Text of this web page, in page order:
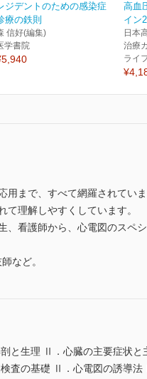
ジデントのための感染症
療の鉄則
信好(編集)
学書院
高血
イン
日本
治療
ライ
まで、すべて網羅されていま
理解しやすくしています。
、看護師から、心電図のスペ
など。
と生理 Ⅱ．心臓の主要症状と
査の基礎 Ⅱ．心電図の誘導